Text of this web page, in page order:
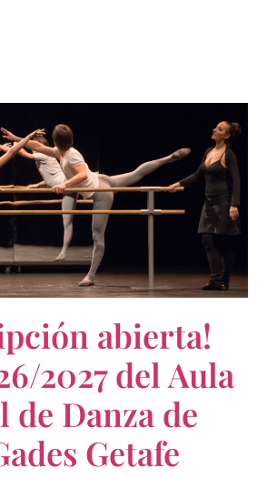
abierta!
2027 del Aula
Danza de
Getafe